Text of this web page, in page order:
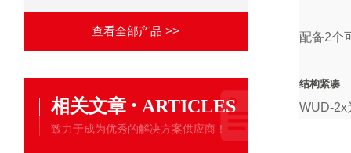
配备2个
结构紧凑
WUD-2x
查看全部产品 >>
相关文章 · ARTICLES
致力于成为优秀的解决方案供应商！